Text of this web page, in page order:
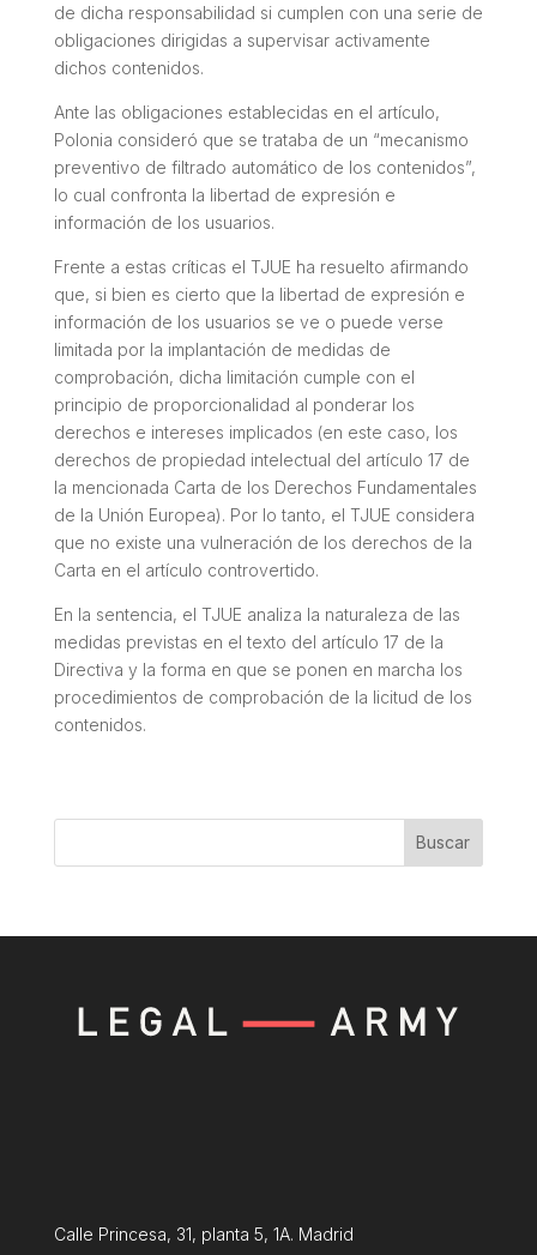
de dicha responsabilidad si cumplen con una serie de
obligaciones dirigidas a supervisar activamente
dichos contenidos.
Ante las obligaciones establecidas en el artículo,
Polonia consideró que se trataba de un “mecanismo
preventivo de filtrado automático de los contenidos”,
lo cual confronta la libertad de expresión e
información de los usuarios.
Frente a estas críticas el TJUE ha resuelto afirmando
que, si bien es cierto que la libertad de expresión e
información de los usuarios se ve o puede verse
limitada por la implantación de medidas de
comprobación, dicha limitación cumple con el
principio de proporcionalidad al ponderar los
derechos e intereses implicados (en este caso, los
derechos de propiedad intelectual del artículo 17 de
la mencionada Carta de los Derechos Fundamentales
de la Unión Europea). Por lo tanto, el TJUE considera
que no existe una vulneración de los derechos de la
Carta en el artículo controvertido.
En la sentencia, el TJUE analiza la naturaleza de las
medidas previstas en el texto del artículo 17 de la
Directiva y la forma en que se ponen en marcha los
procedimientos de comprobación de la licitud de los
contenidos.
Buscar
Calle Princesa, 31, planta 5, 1A. Madrid